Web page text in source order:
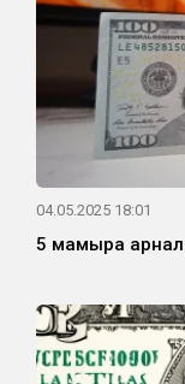
04.05.2025 18:01
5 мамырға